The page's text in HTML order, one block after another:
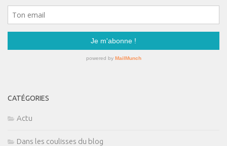
CATÉGORIES
Actu
Dans les coulisses du blog